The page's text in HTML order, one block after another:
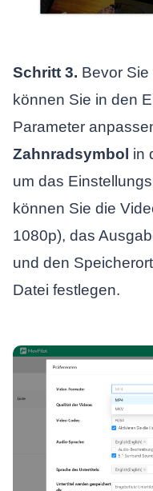
Schritt 3. Bevor
können Sie in den
Parameter
Zahnradsymbol in
um das
können Sie die
1080p), das
und den
Datei festlegen.